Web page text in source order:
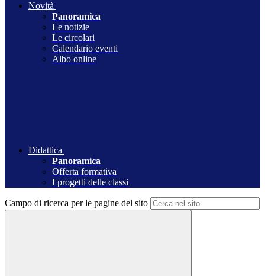
Novità
Panoramica
Le notizie
Le circolari
Calendario eventi
Albo online
Didattica
Panoramica
Offerta formativa
I progetti delle classi
Campo di ricerca per le pagine del sito